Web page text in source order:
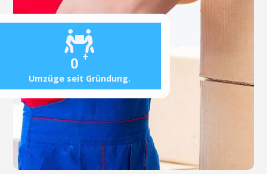
0 +
Umzüge seit Gründung.